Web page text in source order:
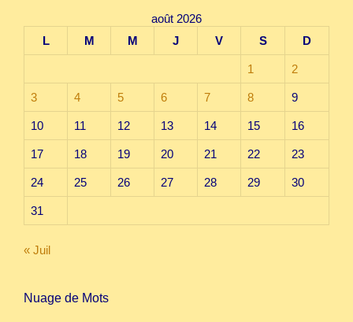
août 2026
L
M M J V S D
1 2
3 4 5 6 7 8 9
10 11 12 13 14 15 16
17 18 19 20 21 22 23
24 25 26 27 28 29 30
31
« Juil
Nuage de Mots